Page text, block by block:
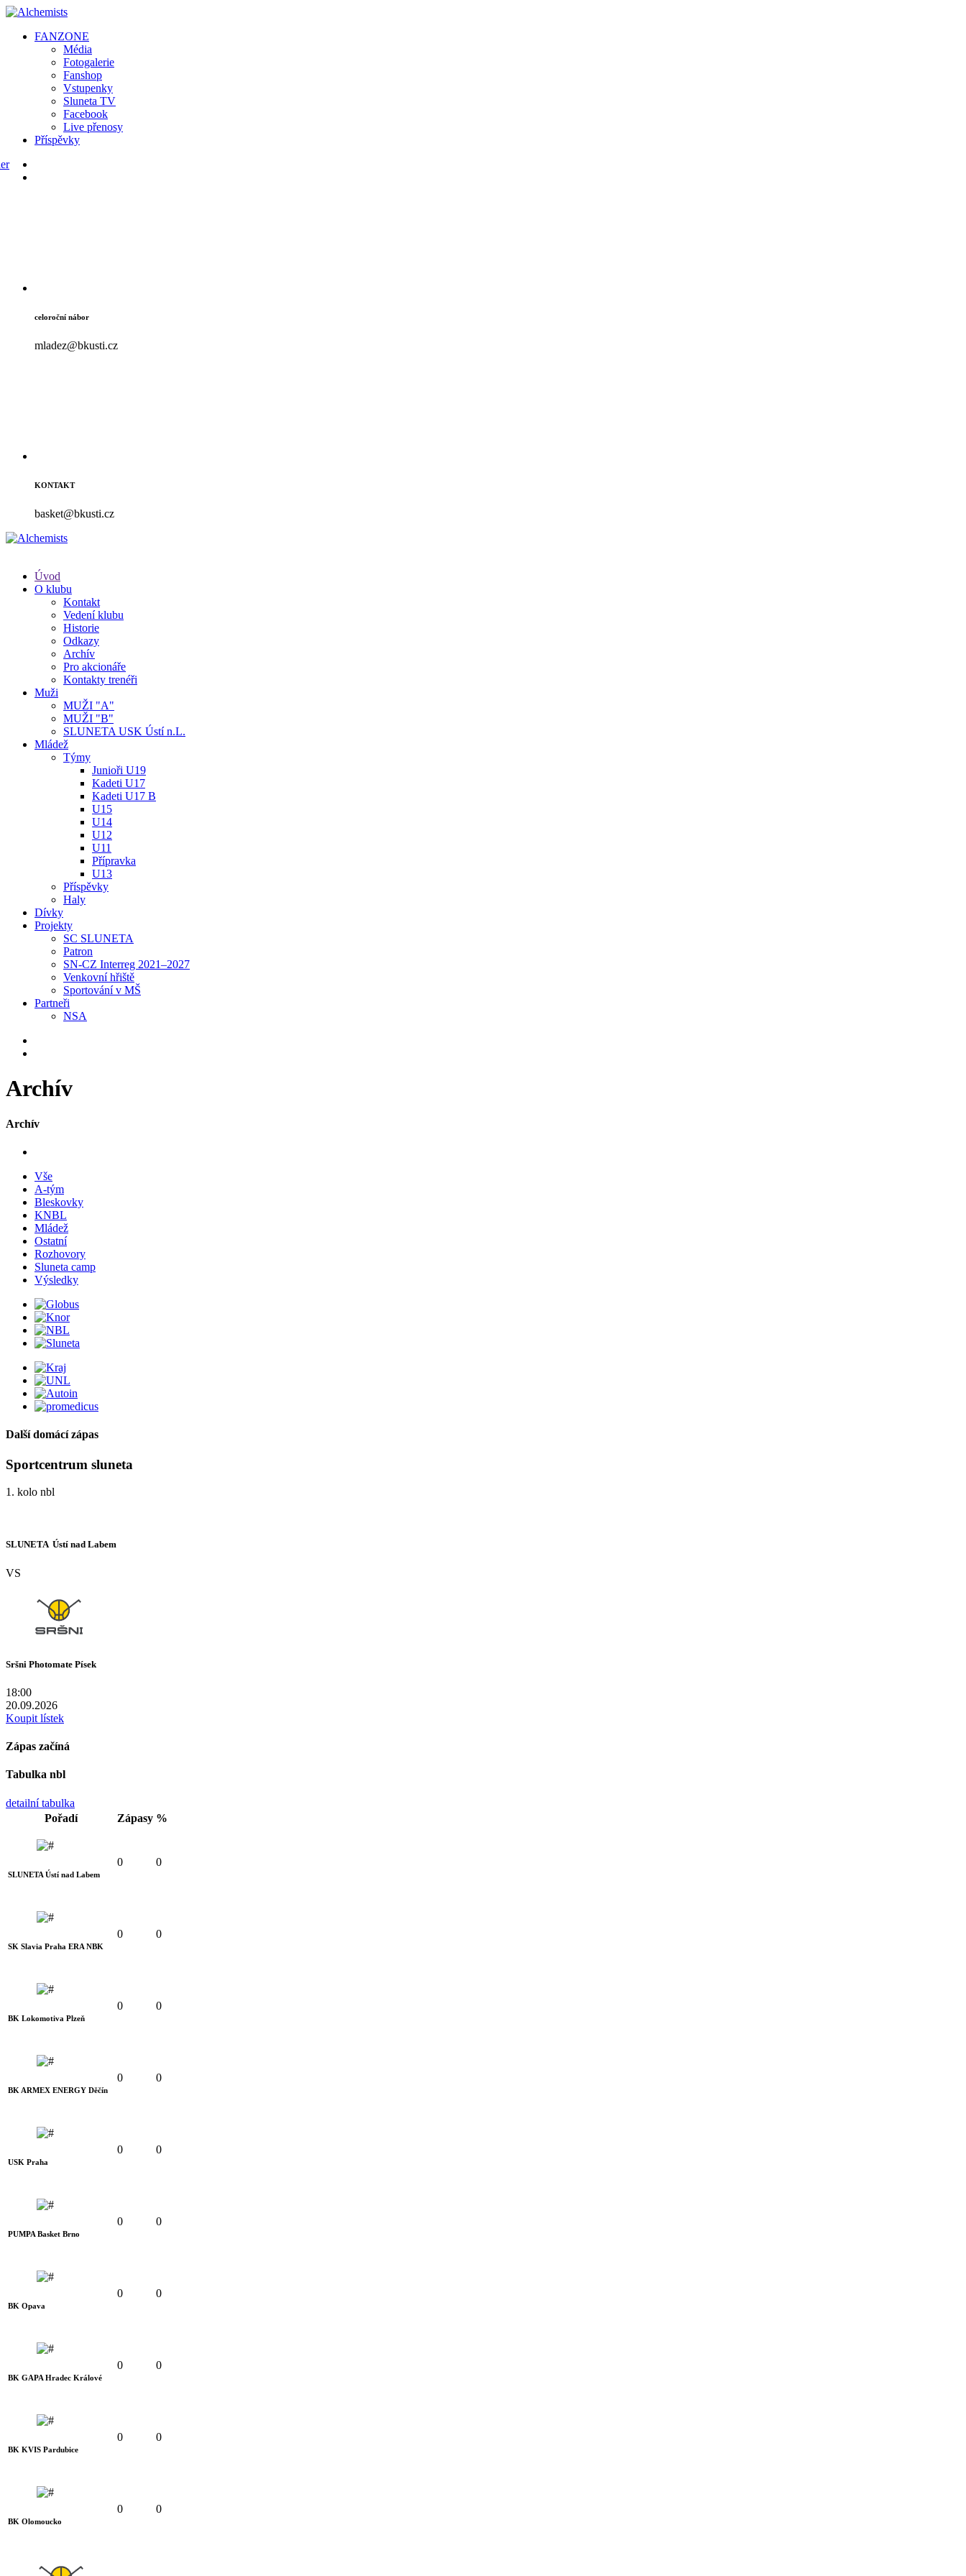
FANZONE
Média
Fotogalerie
Fanshop
Vstupenky
Sluneta TV
Facebook
Live přenosy
Příspěvky
celoroční nábor
mladez@bkusti.cz
KONTAKT
basket@bkusti.cz
Úvod
O klubu
Kontakt
Vedení klubu
Historie
Odkazy
Archív
Pro akcionáře
Kontakty trenéři
Muži
MUŽI "A"
MUŽI "B"
SLUNETA USK Ústí n.L.
Mládež
Týmy
Junioři U19
Kadeti U17
Kadeti U17 B
U15
U14
U12
U11
Přípravka
U13
Příspěvky
Haly
Dívky
Projekty
SC SLUNETA
Patron
SN-CZ Interreg 2021–2027
Venkovní hřiště
Sportování v MŠ
Partneři
NSA
Archív
Archív
Vše
A-tým
Bleskovky
KNBL
Mládež
Ostatní
Rozhovory
Sluneta camp
Výsledky
Další domácí zápas
Sportcentrum sluneta
1. kolo nbl
SLUNETA  Ústí nad Labem
VS
Sršni Photomate Písek
18:00
20.09.2026
Koupit lístek
Zápas začíná
Tabulka nbl
detailní tabulka
Pořadí
Zápasy %
SLUNETA Ústí nad Labem
0 0
SK Slavia Praha ERA NBK
0 0
BK Lokomotiva Plzeň
0 0
BK ARMEX ENERGY Děčín
0 0
USK Praha
0 0
PUMPA Basket Brno
0 0
BK Opava
0 0
BK GAPA Hradec Králové
0 0
BK KVIS Pardubice
0 0
BK Olomoucko
0 0